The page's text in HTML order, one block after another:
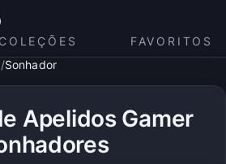
COLEÇÕES
FAVORITOS
Sonhador
Apelidos Gamer